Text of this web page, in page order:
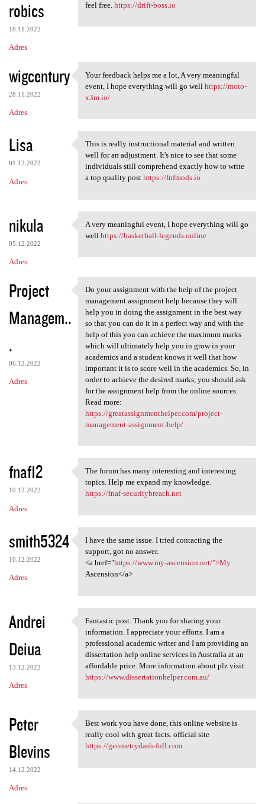
robics
18.11.2022
Adres
feel free. https://drift-boss.io
wigcentury
28.11.2022
Adres
Your feedback helps me a lot,
Your feedback helps me a lot, A very meaningful
event, I hope everything will go well https://moto-
x3m.io/
Lisa
01.12.2022
Adres
This is really instructional
This is really instructional material and written
well for an adjustment. It's nice to see that some
individuals still comprehend exactly how to write
a top quality post https://fnfmods.io
nikula
05.12.2022
Adres
A very meaningful event, I
A very meaningful event, I hope everything will go
well https://basketball-legends.online
Project
Managem..
.
06.12.2022
Adres
Do your assignment with the
Do your assignment with the help of the project
management assignment help because they will
help you in doing the assignment in the best way
so that you can do it in a perfect way and with the
help of this you can achieve the maximum marks
which will ultimately help you in grow in your
academics and a student knows it well that how
important it is to score well in the academics. So, in
order to achieve the desired marks, you should ask
for the assignment help from the online sources.
Read more:
https://greatassignmenthelper.com/project-
management-assignment-help/
fnaf12
10.12.2022
Adres
The forum has many
The forum has many interesting and interesting
topics. Help me expand my knowledge.
https://fnaf-securitybreach.net
smith5324
10.12.2022
Adres
I have the same issue. I
I have the same issue. I tried contacting the
support, got no answer.
<a href="https://www.my-ascension.net/">My
Ascension</a>
Andrei
Deiua
13.12.2022
Adres
Fantastic post. Thank you for
Fantastic post. Thank you for sharing your
information. I appreciate your efforts. I am a
professional academic writer and I am providing an
dissertation help online services in Australia at an
affordable price. More information about plz visit:
https://www.dissertationhelper.com.au/
Peter
Blevins
14.12.2022
Adres
Best work you have done, this
Best work you have done, this online website is
really cool with great facts. official site
https://geometrydash-full.com